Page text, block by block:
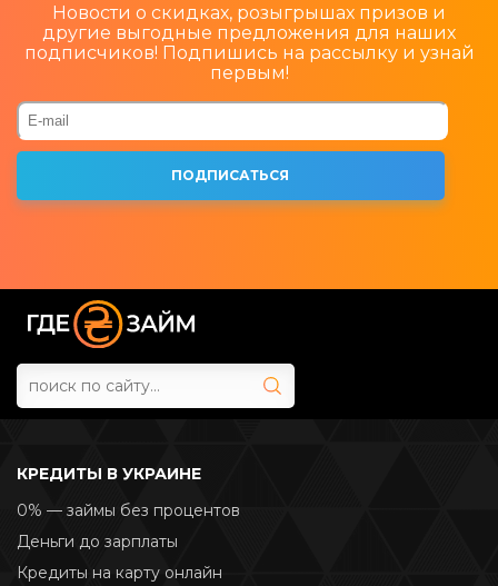
Новости о скидках, розыгрышах призов и
другие выгодные предложения для наших
подписчиков! Подпишись на рассылку и узнай
первым!
КРЕДИТЫ В УКРАИНЕ
0% — займы без процентов
Деньги до зарплаты
Кредиты на карту онлайн